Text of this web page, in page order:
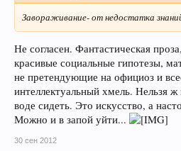
Завораживание- от недостатка
Не согласен. Фантастическая
красивые социальные гипотезы,
не претендующие на официоз и
интеллектуальный хмель. Нельзя
воде сидеть. Это искусство, а
Можно и в запой уйти...
30 сен 2012